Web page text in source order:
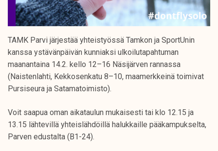
TAMK Parvi järjestää yhteistyössä Tamkon ja SportUnin
kanssa ystävänpäivän kunniaksi ulkoilutapahtuman
maanantaina 14.2. kello 12–16 Näsijärven rannassa
(Naistenlahti, Kekkosenkatu 8–10, maamerkkeinä toimivat
Pursiseura ja Satamatoimisto).
Voit saapua oman aikataulun mukaisesti tai klo 12.15 ja
13.15 lähtevillä yhteislähdöillä halukkaille pääkampukselta,
Parven edustalta (B1-24).